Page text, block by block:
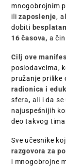
mnogobrojnim
ilizaposlenje,
dobiti
16 časova, a
Cilj ove
poslodavcima,
pružanje prilike
radionica i
sfera, ali i da
najuspešnijih
deo takvog
Sve učesnike
razgovora za
i mnogobrojne